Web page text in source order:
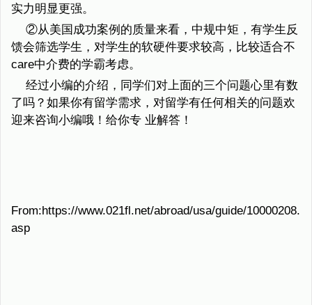
实力明显更强。
②从美国成功案例的质量来看，中规中矩，有学生反
馈会筛选学生，对学生的软硬件要求较高，比较适合不
care中介费的学霸考虑。
经过小编的介绍，同学们对上面的三个问题心里有数
了吗？如果你有留学需求，对留学有任何相关的问题欢
迎来咨询小编哦！给你专 业解答！
From:https://www.021fl.net/abroad/usa/guide/10000208.
asp